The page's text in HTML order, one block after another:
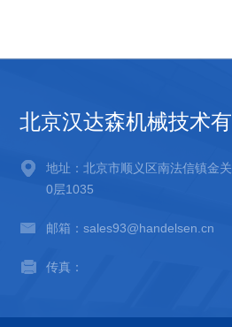
北京汉达森机械技术
地址：北京市顺义区南法信镇金
0层1035
邮箱：sales93@handelsen.cn
传真：